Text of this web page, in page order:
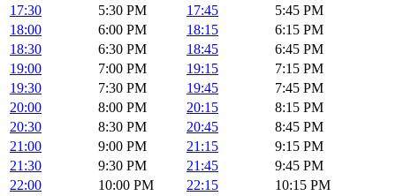
17:30
5:30 PM 17:45
5:45 PM
18:00
6:00 PM 18:15
6:15 PM
18:30
6:30 PM 18:45
6:45 PM
19:00
7:00 PM 19:15
7:15 PM
19:30
7:30 PM 19:45
7:45 PM
20:00
8:00 PM 20:15
8:15 PM
20:30
8:30 PM 20:45
8:45 PM
21:00
9:00 PM 21:15
9:15 PM
21:30
9:30 PM 21:45
9:45 PM
22:00
10:00 PM 22:15
10:15 PM